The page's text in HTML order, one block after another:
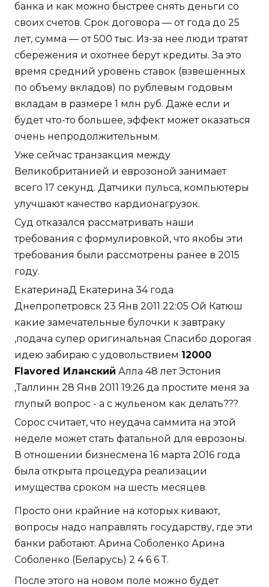
банка и как можно быстрее снять деньги со
своих счетов. Срок договора — от года до 25
лет, сумма — от 500 тыс. Из-за нее люди тратят
сбережения и охотнее берут кредиты. За это
время средний уровень ставок (взвешенных
по объему вкладов) по рублевым годовым
вкладам в размере 1 млн руб. Даже если и
будет что-то большее, эффект может оказаться
очень непродолжительным.
Уже сейчас транзакция между
Великобританией и еврозоной занимает
всего 17 секунд. Датчики пульса, компьютеры
улучшают качество кардионагрузок.
Суд отказался рассматривать наши
требования с формулировкой, что якобы эти
требования были рассмотрены ранее в 2015
году.
ЕкатеринаД Екатерина 34 года
Днепропетровск 23 Янв 2011 22:05 Ой Катюш
какие замечательные булочки к завтраку
,подача супер оригинальная Спасибо дорогая
идею забираю с удовольствием 12000
Flavored Иланский Алла 48 лет Эстония
,Таллинн 28 Янв 2011 19:26 да простите меня за
глупый вопрос - а с жульеном как делать???
Сорос считает, что неудача саммита на этой
неделе может стать фатальной для еврозоны.
В отношении бизнесмена 16 марта 2016 года
была открыта процедура реализации
имущества сроком на шесть месяцев.
Просто они крайние на которых кивают,
вопросы надо направлять государству, где эти
банки работают. Арина Соболенко Арина
Соболенко (Беларусь) 2 4 6 6 Т.
После этого на новом поле можно будет